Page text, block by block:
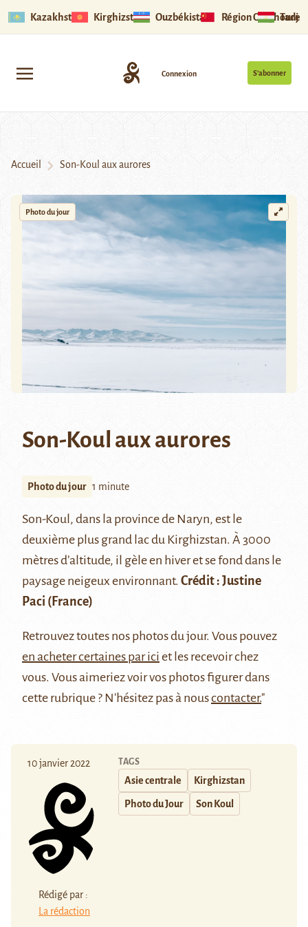
Kazakhstan Kirghizstan Ouzbékistan Région Ouïghoure
S’abonner
Connexion
Accueil Son-Koul aux aurores
Photo du jour
Son-Koul aux aurores
Photo du jour 1 minute
Son-Koul, dans la province de Naryn, est le
deuxième plus grand lac du Kirghizstan. À 3000
mètres d’altitude, il gèle en hiver et se fond dans le
paysage neigeux environnant. Crédit : Justine
Paci (France)
Retrouveztoutes nos photos du jour. Vous pouvez
en acheter certaines par ici et les recevoir chez
vous. Vous aimeriez voir vos photos figurer dans
cette rubrique ? N'hésitez pas à nouscontacter."
10 janvier 2022
Rédigé par :
La rédaction
TAGS
Asie centrale Kirghizstan
Photo du Jour Son Koul